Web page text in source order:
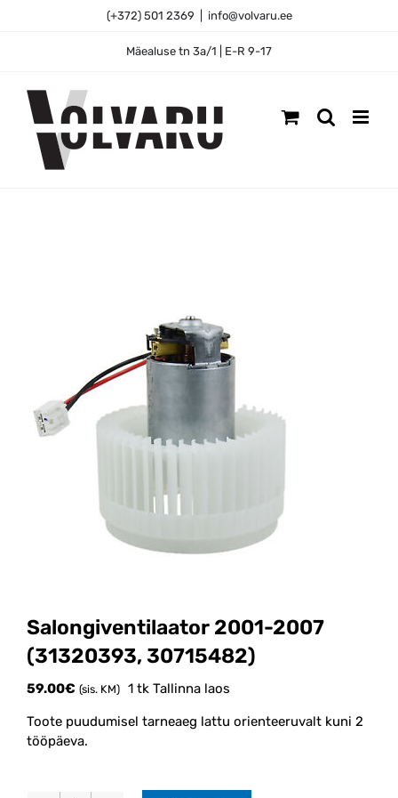
(+372) 501 2369 info@volvaru.ee
Mäealuse tn 3a/1 | E-R 9-17
Salongiventilaator 2001-2007
(31320393, 30715482)
59.00€ (sis. KM) 1 tk Tallinna laos
Toote puudumisel tarneaeg lattu orienteeruvalt kuni 2
tööpäeva.